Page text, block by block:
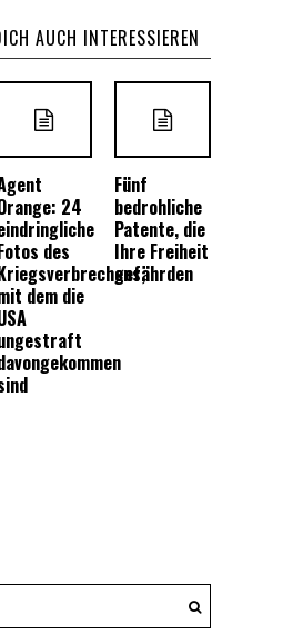
AUCH INTERESSIEREN
24
des
dem die
Fünf
bedrohliche
Patente, die
Ihre Freiheit
gefährden